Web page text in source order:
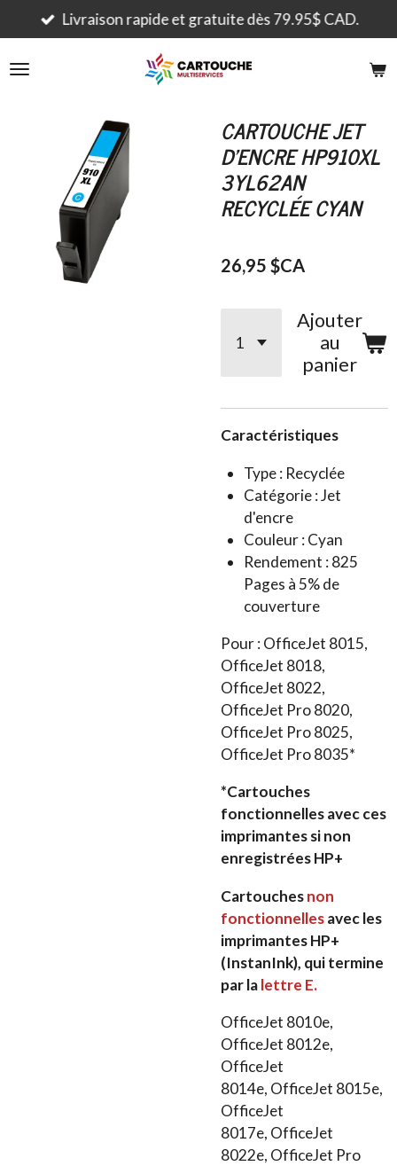
Passer
au
contenu
Livraison rapide et gratuite dès 79.95$ CAD.
CARTOUCHE JET
D'ENCRE HP910XL
3YL62AN
RECYCLÉE CYAN
26,95 $CA
Ajouter
au
panier
Caractéristiques
Type : Recyclée
Catégorie : Jet
d'encre
Couleur : Cyan
Rendement : 825
Pages à 5% de
couverture
Pour : OfficeJet 8015,
OfficeJet 8018,
OfficeJet 8022,
OfficeJet Pro 8020,
OfficeJet Pro 8025,
OfficeJet Pro 8035*
*Cartouches
fonctionnelles avec ces
imprimantes si non
enregistrées HP+
Cartouchesnon
fonctionnellesavec les
imprimantes HP+
(InstanInk), qui termine
par lalettre E.
OfficeJet 8010e,
OfficeJet 8012e,
OfficeJet
8014e, OfficeJet 8015e,
OfficeJet
8017e, OfficeJet
8022e, OfficeJet Pro